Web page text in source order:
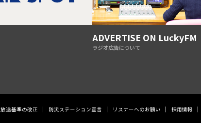
ADVERTISE ON LuckyFM
ラジオ広告について
放送基準の改正 防災ステーション宣言 リスナーへのお願い 採用情報